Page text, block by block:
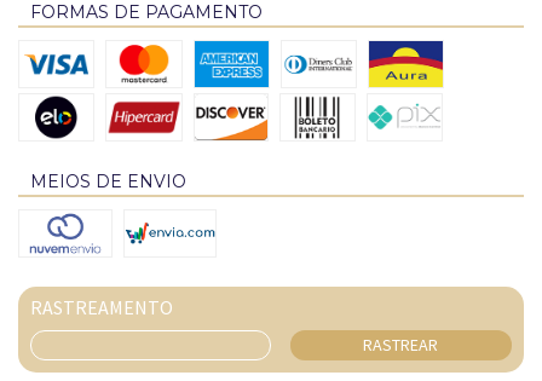
FORMAS DE PAGAMENTO
MEIOS DE ENVIO
RASTREAMENTO
RASTREAR